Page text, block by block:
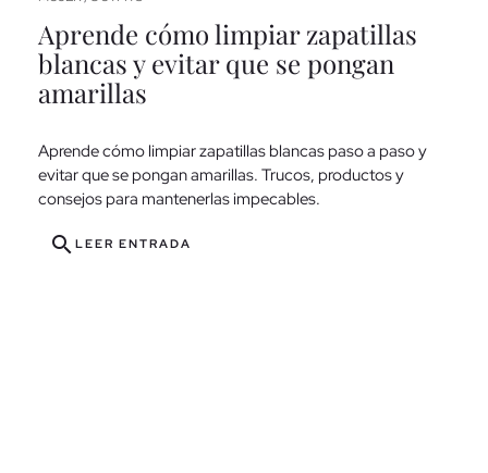
¿Cuáles son las tendencias para el 2024 en moda?
Nosotros lo sabemos y te lo contamos en este post. Haz
clic aquí.
Aprende cómo limpiar zapatillas
blancas y evitar que se pongan
amarillas
Aprende cómo limpiar zapatillas blancas paso a paso y
evitar que se pongan amarillas. Trucos, productos y
consejos para mantenerlas impecables.
search LEER ENTRADA